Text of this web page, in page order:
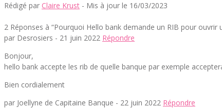
Rédigé par Claire Krust - Mis à jour le 16/03/2023
2 Réponses à “Pourquoi Hello bank demande un RIB pour ouvrir
par Desrosiers - 21 juin 2022 Répondre
Bonjour,
hello bank accepte les rib de quelle banque par exemple
Bien cordialement
par Joellyne de Capitaine Banque - 22 juin 2022 Répondre